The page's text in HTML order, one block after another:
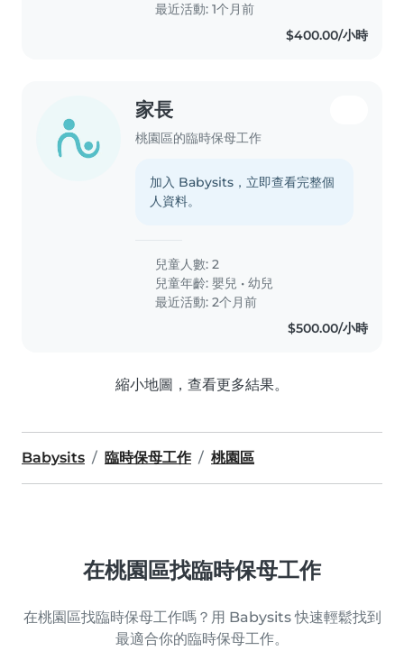
最近活動: 1个月前
$400.00/小時
家長
桃園區的臨時保母工作
加入 Babysits，立即查看完整個
人資料。
兒童人數: 2
兒童年齡:嬰兒 •幼兒
最近活動: 2个月前
$500.00/小時
縮小地圖，查看更多結果。
Babysits 臨時保母工作 桃園區
在桃園區找臨時保母工作
在桃園區找臨時保母工作嗎？用 Babysits 快速輕鬆找到
最適合你的臨時保母工作。